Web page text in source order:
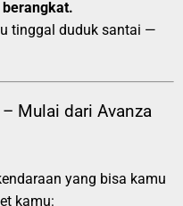
tinggal duduk santai —
Mulai dari Avanza
yang bisa kamu
kamu: